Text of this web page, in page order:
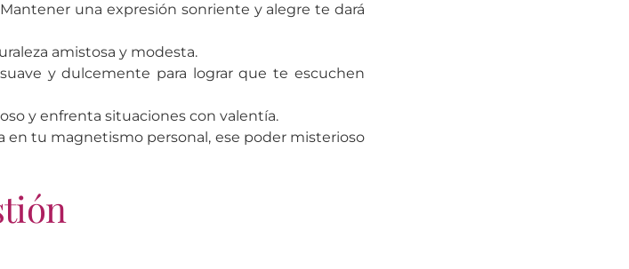
Mantener una expresión sonriente y alegre te dará
amistosa y modesta.
y dulcemente para lograr que te escuchen
y enfrenta situaciones con valentía.
en tu magnetismo personal, ese poder misterioso